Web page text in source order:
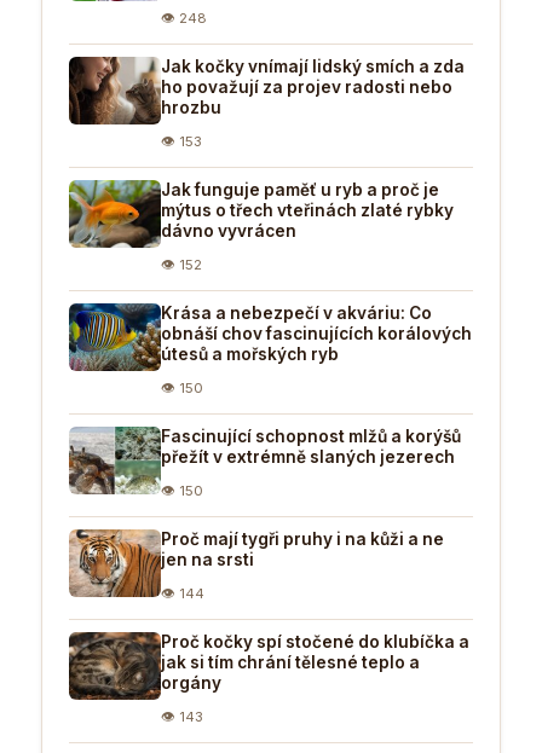
👁 248
Jak kočky vnímají lidský smích a zda
ho považují za projev radosti nebo
hrozbu
👁 153
Jak funguje paměť u ryb a proč je
mýtus o třech vteřinách zlaté rybky
dávno vyvrácen
👁 152
Krása a nebezpečí v akváriu: Co
obnáší chov fascinujících korálových
útesů a mořských ryb
👁 150
Fascinující schopnost mlžů a korýšů
přežít v extrémně slaných jezerech
👁 150
Proč mají tygři pruhy i na kůži a ne
jen na srsti
👁 144
Proč kočky spí stočené do klubíčka a
jak si tím chrání tělesné teplo a
orgány
👁 143